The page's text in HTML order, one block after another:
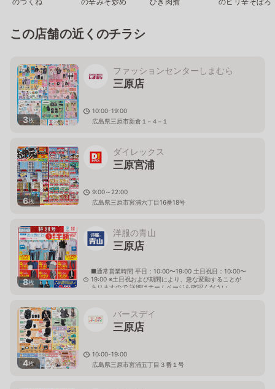
この店舗の近くのチラシ
3枚
ファッションセンターしまむら
三原店
10:00-19:00
広島県三原市新倉１−４−１
6枚
ダイレックス
三原宮浦
9:00～22:00
広島県三原市宮浦六丁目16番18号
8枚
洋服の青山
三原店
■通常営業時間 平日：10:00〜19:00 土日祝日：10:00〜
19:00 ※土日祝および期間により、急な変動することが
ありますので 詳細はホームページを確認ください
4枚
バースデイ
三原店
10:00-19:00
広島県三原市宮浦五丁目３番１号